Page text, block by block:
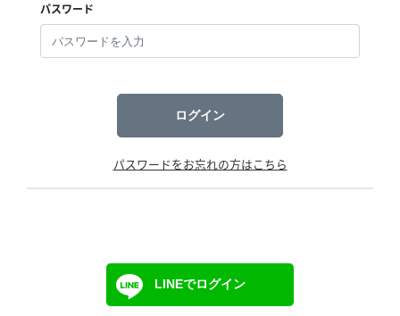
パスワード
ログイン
パスワードをお忘れの方はこちら
LINEでログイン